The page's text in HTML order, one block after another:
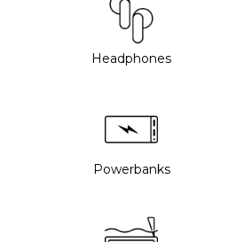
Headphones
Powerbanks